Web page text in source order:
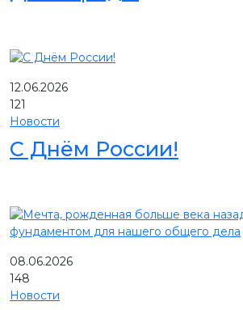
12.06.2026
121
Новости
С Днём России!
08.06.2026
148
Новости